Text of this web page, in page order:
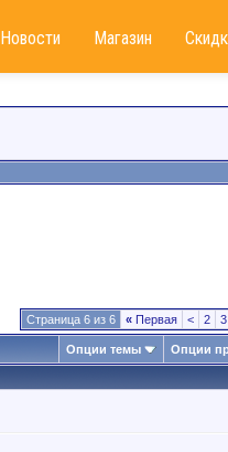
Новости Магазин
Страница 6 из 6 « Первая < 2 3
Опции темы Опции